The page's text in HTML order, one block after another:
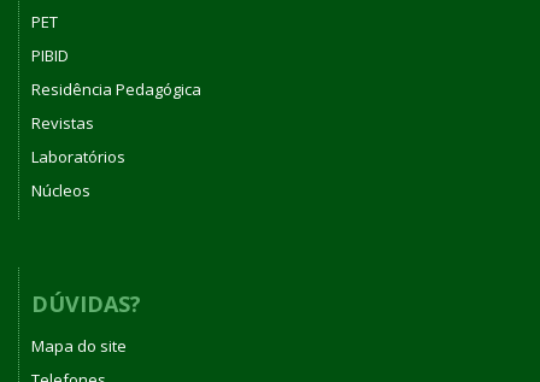
PET
PIBID
Residência Pedagógica
Revistas
Laboratórios
Núcleos
DÚVIDAS?
Mapa do site